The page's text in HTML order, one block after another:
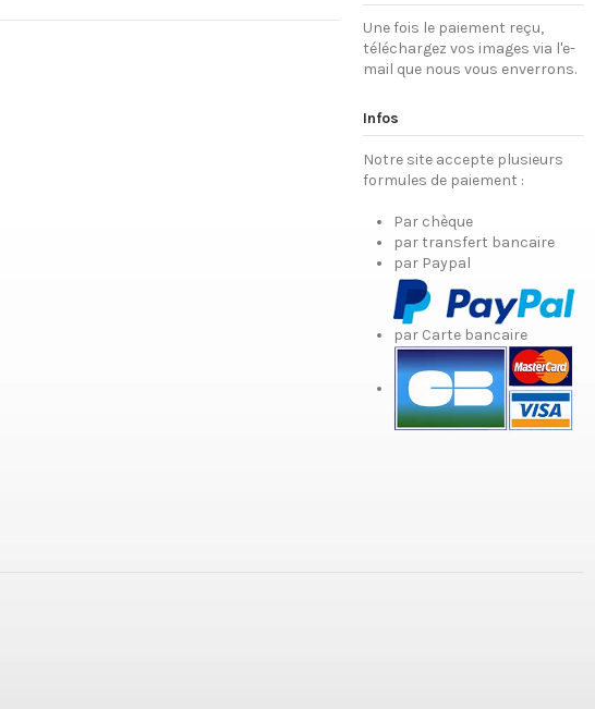
Une fois le paiement reçu,
téléchargez vos images via l'e-
mail que nous vous enverrons.
Infos
Notre site accepte plusieurs
formules de paiement :
Par chèque
par transfert bancaire
par Paypal
par Carte bancaire